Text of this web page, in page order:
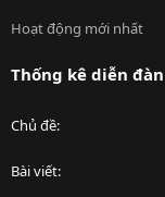
Hoạt động mới nhất
Thống kê diễn đàn
Chủ đề
Bài viết